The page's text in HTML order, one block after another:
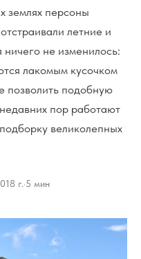
землях персоны
летние и
не изменилось:
лакомым кусочком
позволить подобную
пор работают
великолепных
г.·5 мин